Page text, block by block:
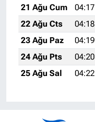
21 Ağu Cum
04:17
22 Ağu Cts
04:18
23 Ağu Paz
04:19
24 Ağu Pts
04:20
25 Ağu Sal
04:22